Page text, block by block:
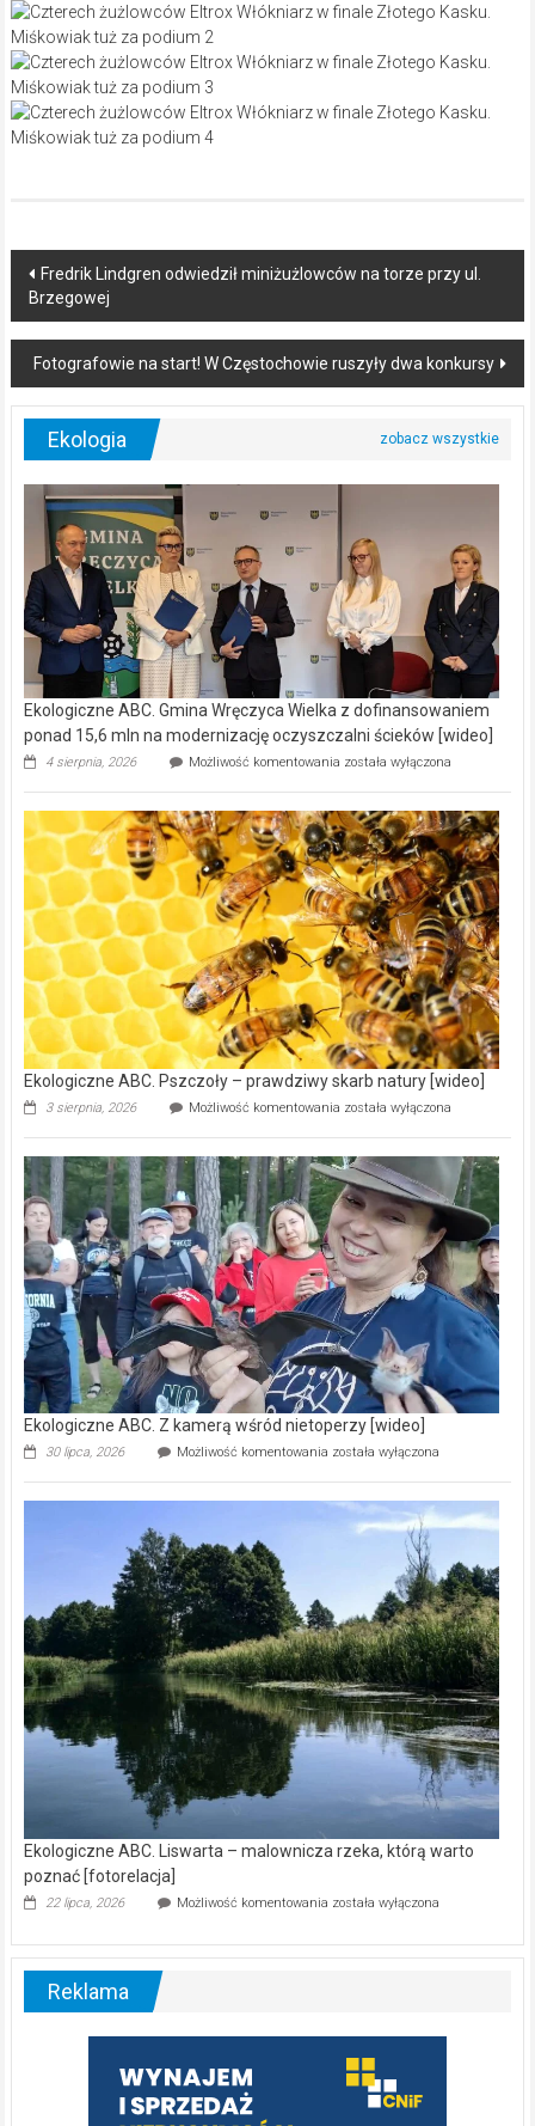
Post
navigation
Fredrik Lindgren odwiedził miniżużlowców na torze przy ul.
Brzegowej
Fotografowie na start! W Częstochowie ruszyły dwa konkursy
Ekologia
Ekologiczne ABC. Gmina Wręczyca Wielka z dofinansowaniem
ponad 15,6 mln na modernizację oczyszczalni ścieków [wideo]
4 sierpnia, 2026 Możliwość komentowania Ekologiczne
Wręczyca
Wielka
z
dofinansowaniem
ponad
15,6
mln
na
modernizację
oczyszczalni
ścieków
[wideo]
została wyłączona
Ekologiczne ABC. Pszczoły – prawdziwy skarb natury [wideo]
3 sierpnia, 2026 Możliwość komentowania Ekologiczne
–
prawdziwy
skarb
natury
[wideo]
została wyłączona
Ekologiczne ABC. Z kamerą wśród nietoperzy [wideo]
30 lipca, 2026 Możliwość komentowania Ekologiczne
kamerą
wśród
została wyłączona
Ekologiczne ABC. Liswarta – malownicza rzeka, którą warto
poznać [fotorelacja]
22 lipca, 2026 Możliwość komentowania Ekologiczne
–
warto
poznać
[fotorelacja]
została wyłączona
Reklama